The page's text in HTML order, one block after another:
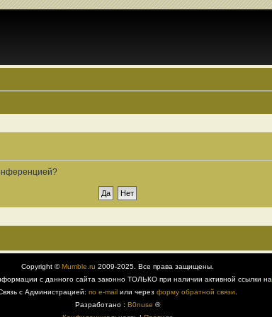
Copyright ©Mumble.ru 2009-2025. Все права защищены.
с данного сайта законно ТОЛЬКО при наличии активной ссылки на
с Администрацией: по e-mail или через форму обратной связи
Разработано : B0nuse ®